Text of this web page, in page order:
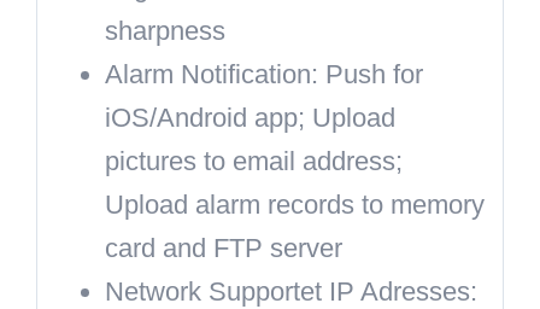
sharpness
Alarm Notification: Push for
iOS/Android app; Upload
pictures to email address;
Upload alarm records to memory
card and FTP server
Network Supportet IP Adresses: